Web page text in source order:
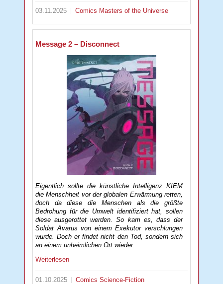
03.11.2025 Comics Masters of the Universe
Message 2 – Disconnect
Eigentlich sollte die künstliche Intelligenz KIEM
die Menschheit vor der globalen Erwärmung retten,
doch da diese die Menschen als die größte
Bedrohung für die Umwelt identifiziert hat, sollen
diese ausgerottet werden. So kam es, dass der
Soldat Avarus von einem Exekutor verschlungen
wurde. Doch er findet nicht den Tod, sondern sich
an einem unheimlichen Ort wieder.
Weiterlesen
01.10.2025 ComicsScience-Fiction